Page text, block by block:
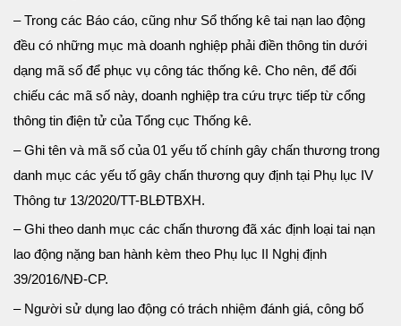
– Trong các Báo cáo, cũng như Sổ thống kê tai nạn lao động
đều có những mục mà doanh nghiệp phải điền thông tin dưới
dạng mã số để phục vụ công tác thống kê. Cho nên, để đối
chiếu các mã số này, doanh nghiệp tra cứu trực tiếp từ cổng
thông tin điện tử của Tổng cục Thống kê.
– Ghi tên và mã số của 01 yếu tố chính gây chấn thương trong
danh mục các yếu tố gây chấn thương quy định tại Phụ lục IV
Thông tư 13/2020/TT-BLĐTBXH.
– Ghi theo danh mục các chấn thương đã xác định loại tai nạn
lao động nặng ban hành kèm theo Phụ lục II Nghị định
39/2016/NĐ-CP.
– Người sử dụng lao động có trách nhiệm đánh giá, công bố